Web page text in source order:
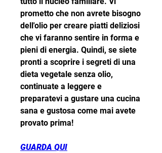
prometto che non avrete bisogno
dell'olio per creare piatti deliziosi
che vi faranno sentire in forma e
pieni di energia. Quindi, se siete
pronti a scoprire i segreti di una
dieta vegetale senza olio,
continuate a leggere e
preparatevi a gustare una cucina
sana e gustosa come mai avete
provato prima!
GUARDA QUI